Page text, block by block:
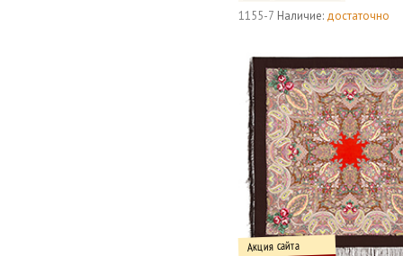
1155-7 Наличие: достаточно
Акция сайта